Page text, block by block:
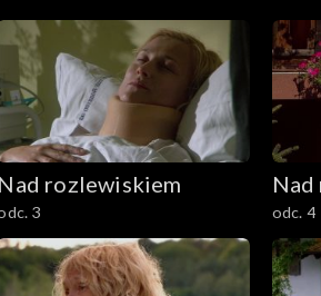
Nad rozlewiskiem
3 odc. 4